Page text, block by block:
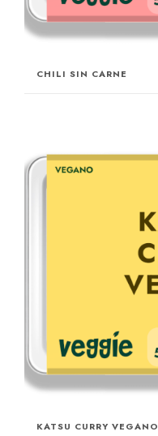
CHILI SIN CARNE
KATSU CURRY VEGANO